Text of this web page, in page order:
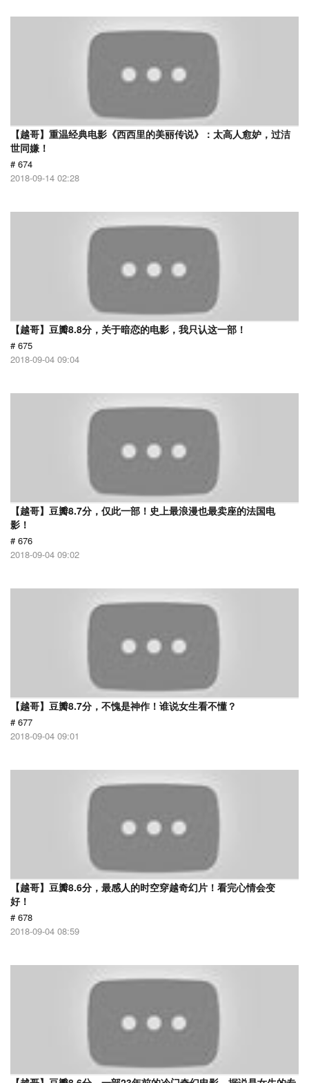
【越哥】重温经典电影《西西里的美丽传说》：太高人愈妒，过洁
世同嫌！
# 674
2018-09-14 02:28
【越哥】豆瓣8.8分，关于暗恋的电影，我只认这一部！
# 675
2018-09-04 09:04
【越哥】豆瓣8.7分，仅此一部！史上最浪漫也最卖座的法国电
影！
# 676
2018-09-04 09:02
【越哥】豆瓣8.7分，不愧是神作！谁说女生看不懂？
# 677
2018-09-04 09:01
【越哥】豆瓣8.6分，最感人的时空穿越奇幻片！看完心情会变
好！
# 678
2018-09-04 08:59